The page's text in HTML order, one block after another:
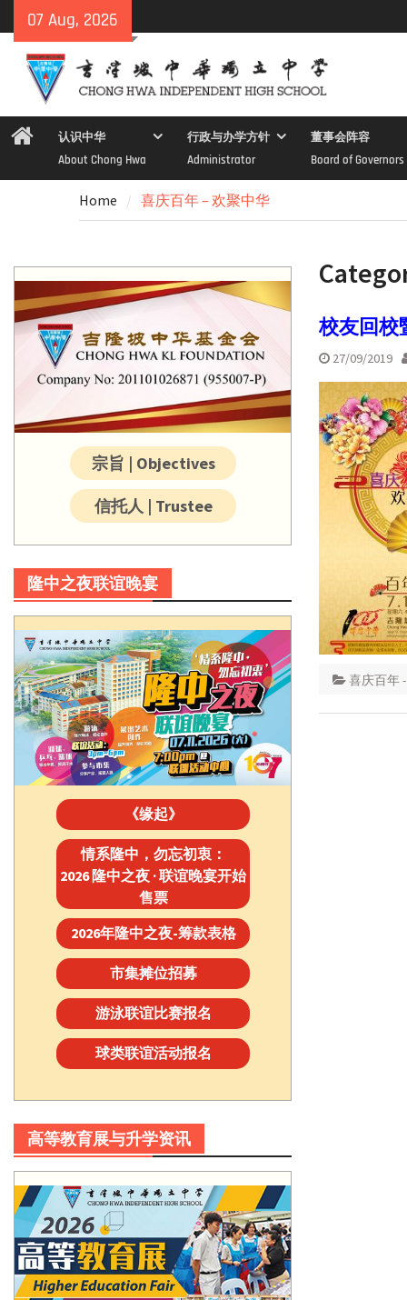
to
content
07 Aug, 2026
Home认识中华
About Chong Hwa
行政与办学方针
Administrator
董事会阵容
Board of Governors
Home 喜庆百年 – 欢聚中华
校友回校
27/09/2019
喜庆百年
宗旨 | Objectives
信托人 | Trustee
隆中之夜联谊晚宴
《缘起》
情系隆中，勿忘初衷：
2026 隆中之夜 · 联谊晚宴开始
售票
2026年隆中之夜-筹款表格
市集摊位招募
游泳联谊比赛报名
球类联谊活动报名
高等教育展与升学资讯